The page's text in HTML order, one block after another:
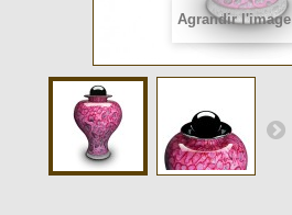
Agrandir l'image